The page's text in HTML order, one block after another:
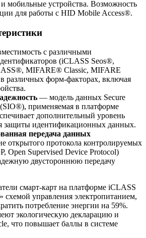
мобильные устройства. Возможность
для работы с HID Mobile Access®.
с различными
(iCLASS Seos®,
MIFARE® Classic, MIFARE
различных форм-факторах, включая
— модель данных Secure
применяемая в платформе
дополнительный уровень
защиты идентификационных данных.
передача данных
открытого протокола контролируемых
Open Supervised Device Protocol)
двустороннюю передачу
смарт-карт на платформе iCLASS
управления электропитанием,
потребление энергии на 59%.
экологическую декларацию и
что повышает баллы в системе